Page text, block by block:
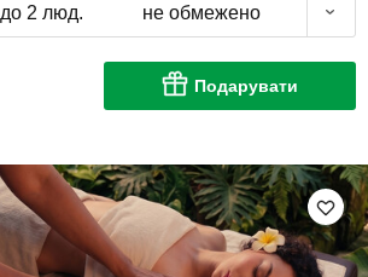
до 2 люд. не обмежено
Подарувати